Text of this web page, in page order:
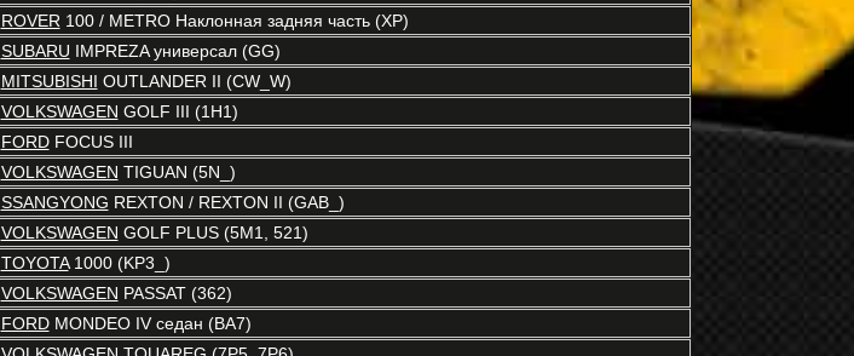
ROVER100 / METRO Наклонная задняя часть (XP)
SUBARU IMPREZA универсал (GG)
MITSUBISHI OUTLANDER II (CW_W)
VOLKSWAGEN GOLF III (1H1)
FORDFOCUS III
VOLKSWAGEN TIGUAN (5N_)
SSANGYONG REXTON / REXTON II (GAB_)
VOLKSWAGEN GOLF PLUS (5M1, 521)
TOYOTA1000 (KP3_)
VOLKSWAGEN PASSAT (362)
FORDMONDEO IV седан (BA7)